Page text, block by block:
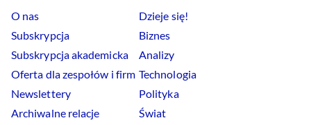
O nas
Subskrypcja
Subskrypcja akademicka
Oferta dla zespołów i firm
Newslettery
Archiwalne relacje
Dzieje się!
Biznes
Analizy
Technologia
Polityka
Świat